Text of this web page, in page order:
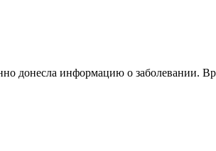
донесла информацию о заболевании.